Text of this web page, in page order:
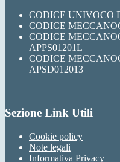
CODICE UNIVOCO
CODICE
CODICE
APPS01201L
CODICE
APSD012013
Sezione Link Utili
Cookie policy
Note legali
Informativa Privacy